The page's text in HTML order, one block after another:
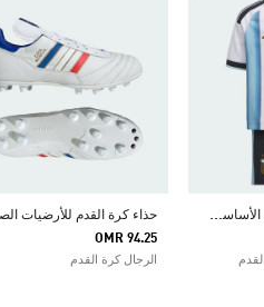
ط
قم منتخب الأرجنتين الأساسي لعام 2026
OMR 94.25
الرجال كرة القدم